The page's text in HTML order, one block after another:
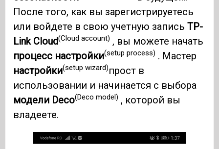
После того, как вы зарегистрируетесь
или войдете в свою учетную записьTP-
Link Cloud(Cloud account) , вы можете начать
процесс настройки(setup process) . Мастер
настройки(setup wizard)прост в
использовании и начинается с выбора
модели Deco(Deco model) , которой вы
владеете.